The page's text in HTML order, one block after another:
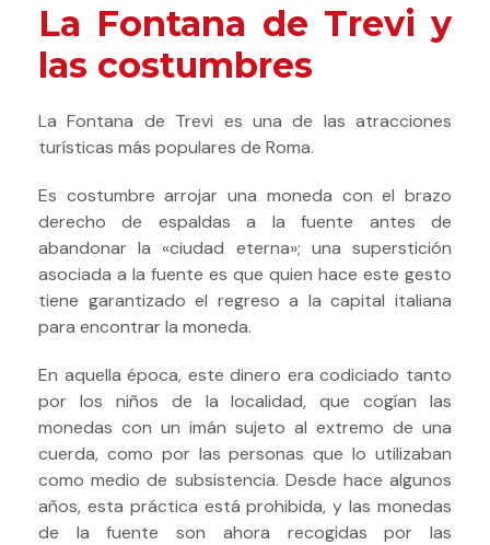
La Fontana de Trevi y
las costumbres
La Fontana de Trevi es una de las atracciones
turísticas más populares de Roma.
Es costumbre arrojar una moneda con el brazo
derecho de espaldas a la fuente antes de
abandonar la «ciudad eterna»; una superstición
asociada a la fuente es que quien hace este gesto
tiene garantizado el regreso a la capital italiana
para encontrar la moneda.
En aquella época, este dinero era codiciado tanto
por los niños de la localidad, que cogían las
monedas con un imán sujeto al extremo de una
cuerda, como por las personas que lo utilizaban
como medio de subsistencia. Desde hace algunos
años, esta práctica está prohibida, y las monedas
de la fuente son ahora recogidas por las